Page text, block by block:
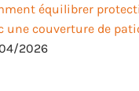
équilibrer
une couverture de
2026